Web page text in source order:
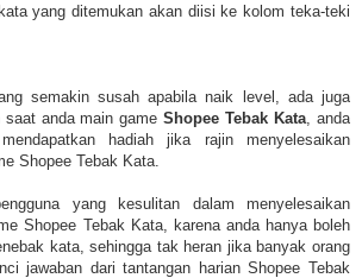
yang ditemukan akan diisi ke kolom teka-teki
semakin susah apabila naik level, ada juga
saat anda main gameShopee Tebak Kata , anda
hadiah jika rajin menyelesaikan
Shopee Tebak Kata.
yang kesulitan dalam menyelesaikan
Shopee Tebak Kata, karena anda hanya boleh
kata, sehingga tak heran jika banyak orang
jawaban dari tantangan harian Shopee Tebak